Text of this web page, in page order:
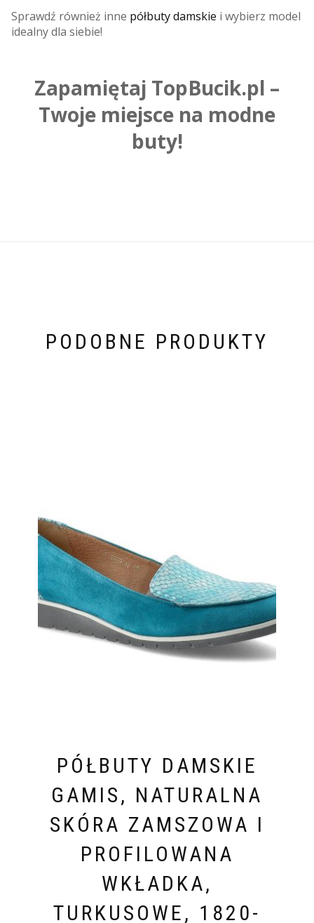
Sprawdź również inne półbuty damskie i wybierz model
idealny dla siebie!
Zapamiętaj TopBucik.pl –
Twoje miejsce na modne
buty!
PODOBNE PRODUKTY
PÓŁBUTY DAMSKIE
GAMIS, NATURALNA
SKÓRA ZAMSZOWA I
PROFILOWANA
WKŁADKA,
TURKUSOWE, 1820-